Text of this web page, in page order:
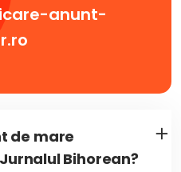
anunt-
de mare
Bihorean?